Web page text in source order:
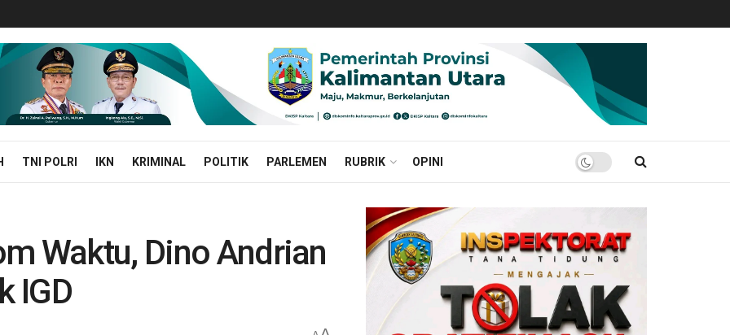
TNI POLRI IKN KRIMINAL POLITIK PARLEMEN RUBRIK OPINI
Waktu, Dino Andrian
IGD